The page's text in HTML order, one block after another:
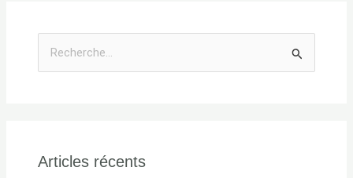
rArticles récents